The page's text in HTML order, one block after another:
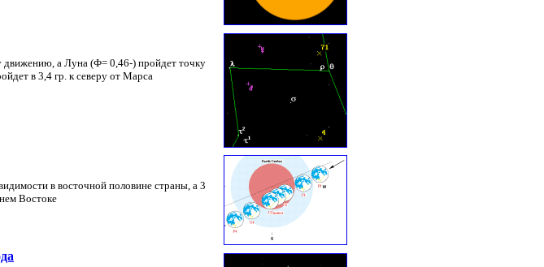
движению, а Луна (Ф= 0,46-) пройдет точку
в 3,4 гр. к северу от Марса
в восточной половине страны, а 3
Востоке